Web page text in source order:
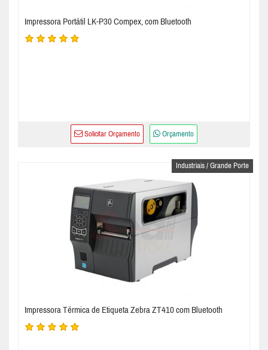
Impressora Portátil LK-P30 Compex, com Bluetooth
Solicitar Orçamento Orçamento
Industriais / Grande Porte
Impressora Térmica de Etiqueta Zebra ZT410 com Bluetooth